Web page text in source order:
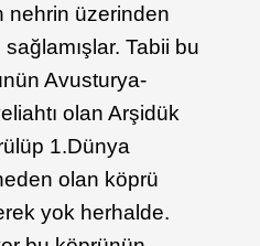
nehrin üzerinden
Tabii bu
Avusturya-
olan Arşidük
1.Dünya
olan köprü
yok herhalde.